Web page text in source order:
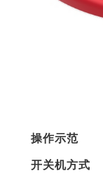
操作示范
开关机方式